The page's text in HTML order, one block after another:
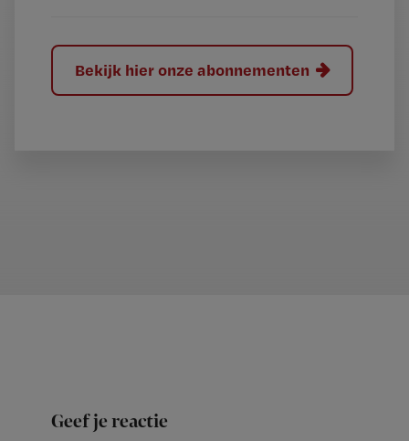
Bekijk hier onze abonnementen
Geef je reactie